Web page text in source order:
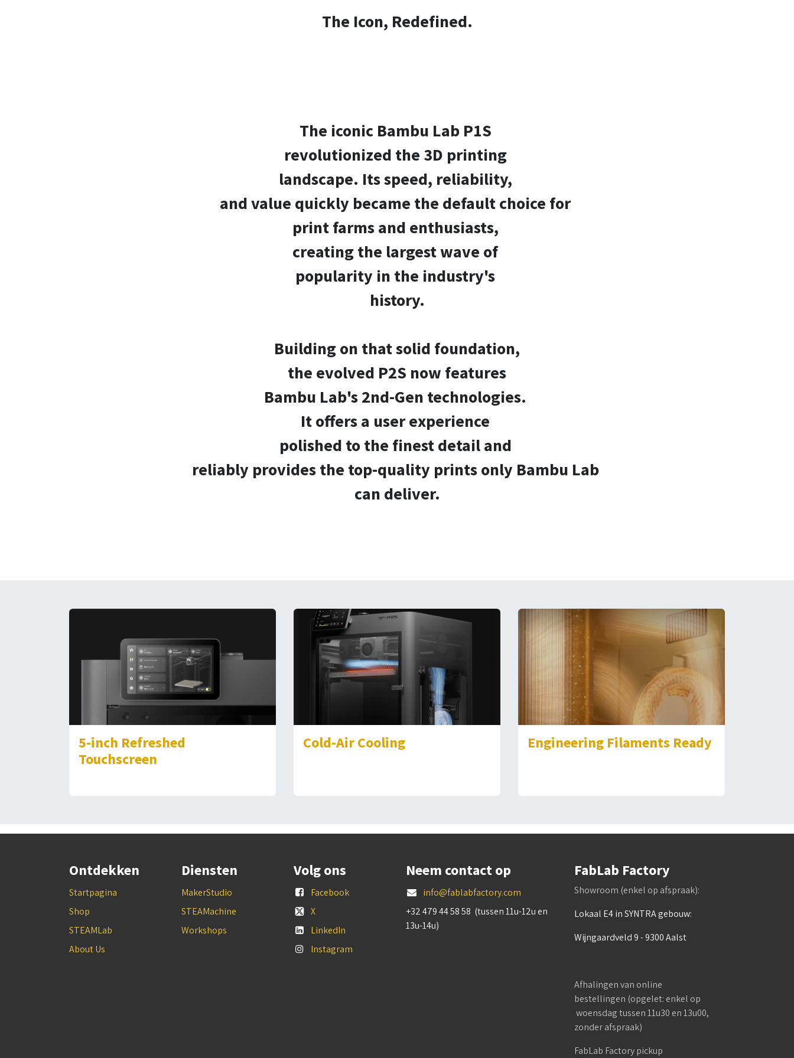
The Icon, Redefined.
The iconic Bambu Lab P1S
revolutionized the 3D printing
landscape. Its speed, reliability,
and value quickly became the default choice for
print farms and enthusiasts,
creating the largest wave of
popularity in the industry's
history.
Building on that solid foundation,
the evolved P2S now features
Bambu Lab's 2nd-Gen technologies.
It offers a user experience
polished to the finest detail and
reliably provides the top-quality prints only Bambu Lab
can deliver.
5-inch Refreshed
Touchscreen
Cold-Air Cooling Engineering Filaments Ready
Ontdekken
Startpagina
Shop
STEAMLab
About Us
Diensten
MakerStudio
STEAMachine
Workshops
Volg ons
Facebook
X
LinkedIn
Instagram
Neem contact op
info@fablabfactory.com
+32 479 44 58 58 (tussen 11u-12u en
13u-14u)
FabLab Factory
Showroom (enkel op afspraak):
Lokaal E4 in SYNTRA gebouw:
Wijngaardveld 9 - 9300 Aalst
Afhalingen van online
bestellingen (opgelet: enkel op
woensdag tussen 11u30 en 13u00,
zonder afspraak)
FabLab Factory pickup